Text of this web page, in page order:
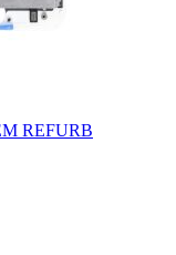
REFURB